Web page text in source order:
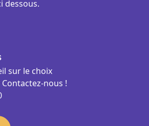
dessous.
sur le choix
nous !